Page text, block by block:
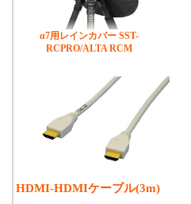
α7用レインカバー SST-
RCPRO/ALTA RCM
HDMI-HDMIケーブル(3m)